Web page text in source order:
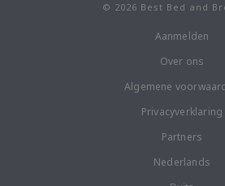
© 2026 Best Bed and
Aanmelden
Over ons
Algemene
Privacyverklaring
Partners
Nederlands